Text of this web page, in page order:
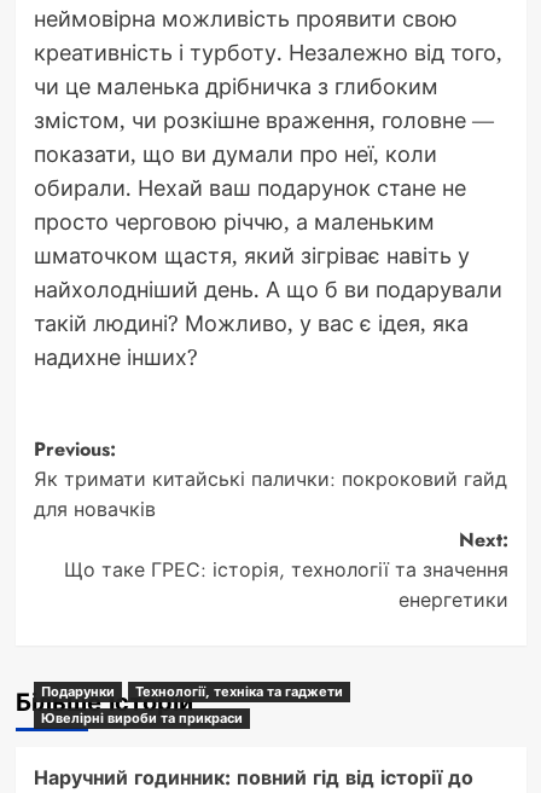
неймовірна можливість проявити свою
креативність і турботу. Незалежно від того,
чи це маленька дрібничка з глибоким
змістом, чи розкішне враження, головне —
показати, що ви думали про неї, коли
обирали. Нехай ваш подарунок стане не
просто черговою річчю, а маленьким
шматочком щастя, який зігріває навіть у
найхолодніший день. А що б ви подарували
такій людині? Можливо, у вас є ідея, яка
надихне інших?
Post
navigation
Previous:
Як тримати китайські палички: покроковий гайд
для новачків
Next:
Що таке ГРЕС: історія, технології та значення
енергетики
Більше історій
Подарунки
Технології, техніка та гаджети
Ювелірні вироби та прикраси
Наручний годинник: повний гід від історії до